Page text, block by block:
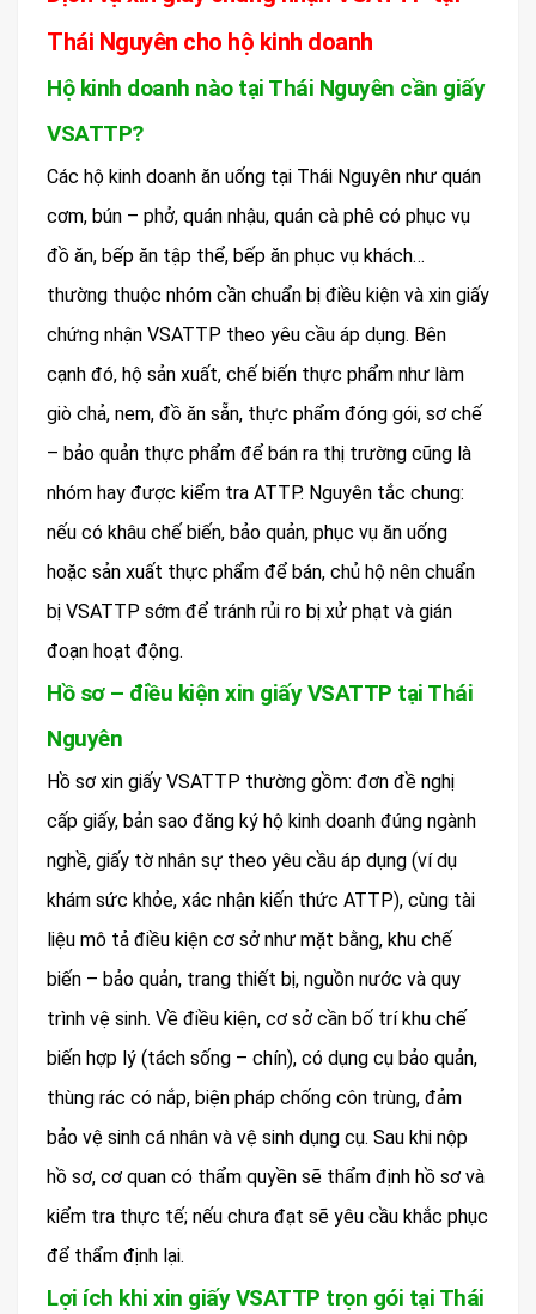
Thái Nguyên cho hộ kinh doanh
Hộ kinh doanh nào tại Thái Nguyên cần giấy
VSATTP?
Các hộ kinh doanh ăn uống tại Thái Nguyên như quán
cơm, bún – phở, quán nhậu, quán cà phê có phục vụ
đồ ăn, bếp ăn tập thể, bếp ăn phục vụ khách…
thường thuộc nhóm cần chuẩn bị điều kiện và xin giấy
chứng nhận VSATTP theo yêu cầu áp dụng. Bên
cạnh đó, hộ sản xuất, chế biến thực phẩm như làm
giò chả, nem, đồ ăn sẵn, thực phẩm đóng gói, sơ chế
– bảo quản thực phẩm để bán ra thị trường cũng là
nhóm hay được kiểm tra ATTP. Nguyên tắc chung:
nếu có khâu chế biến, bảo quản, phục vụ ăn uống
hoặc sản xuất thực phẩm để bán, chủ hộ nên chuẩn
bị VSATTP sớm để tránh rủi ro bị xử phạt và gián
đoạn hoạt động.
Hồ sơ – điều kiện xin giấy VSATTP tại Thái
Nguyên
Hồ sơ xin giấy VSATTP thường gồm: đơn đề nghị
cấp giấy, bản sao đăng ký hộ kinh doanh đúng ngành
nghề, giấy tờ nhân sự theo yêu cầu áp dụng (ví dụ
khám sức khỏe, xác nhận kiến thức ATTP), cùng tài
liệu mô tả điều kiện cơ sở như mặt bằng, khu chế
biến – bảo quản, trang thiết bị, nguồn nước và quy
trình vệ sinh. Về điều kiện, cơ sở cần bố trí khu chế
biến hợp lý (tách sống – chín), có dụng cụ bảo quản,
thùng rác có nắp, biện pháp chống côn trùng, đảm
bảo vệ sinh cá nhân và vệ sinh dụng cụ. Sau khi nộp
hồ sơ, cơ quan có thẩm quyền sẽ thẩm định hồ sơ và
kiểm tra thực tế; nếu chưa đạt sẽ yêu cầu khắc phục
để thẩm định lại.
Lợi ích khi xin giấy VSATTP trọn gói tại Thái